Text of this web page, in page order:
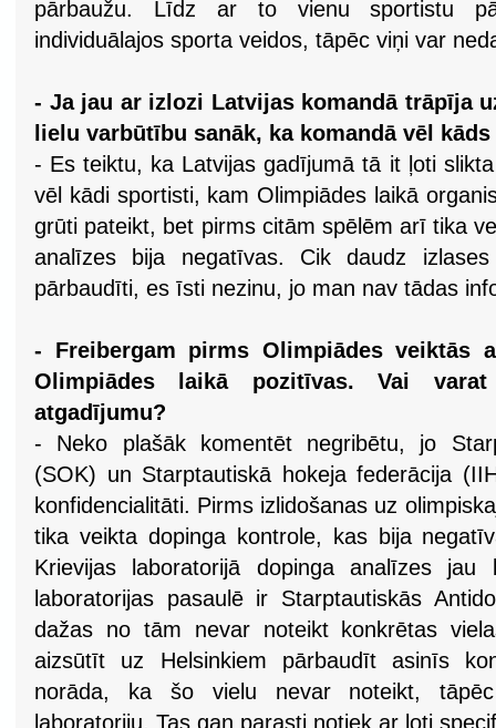
pārbaužu. Līdz ar to vienu sportistu
individuālajos sporta veidos, tāpēc viņi var
- Ja jau ar izlozi Latvijas komandā trāpīja
lielu varbūtību sanāk, ka komandā vēl
- Es teiktu, ka Latvijas gadījumā tā it ļoti
vēl kādi sportisti, kam Olimpiādes laikā
grūti pateikt, bet pirms citām spēlēm arī tika
analīzes bija negatīvas. Cik daudz
pārbaudīti, es īsti nezinu, jo man nav tādas
- Freibergam pirms Olimpiādes veiktās
Olimpiādes laikā pozitīvas. Vai
atgadījumu?
- Neko plašāk komentēt negribētu, jo
(SOK) un Starptautiskā hokeja federācija
konfidencialitāti. Pirms izlidošanas uz
tika veikta dopinga kontrole, kas bija
Krievijas laboratorijā dopinga analīzes
laboratorijas pasaulē ir Starptautiskās
dažas no tām nevar noteikt konkrētas
aizsūtīt uz Helsinkiem pārbaudīt asinīs
norāda, ka šo vielu nevar noteikt,
laboratoriju. Tas gan parasti notiek ar ļoti